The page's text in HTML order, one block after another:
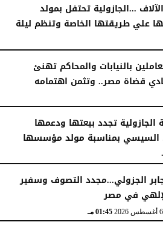
...الجازولية تحتفل بمولد
علي طريقتها الخاصة وتنظم ليلة
بالنيابات والمحاكم تهنئ
قضاة مصر.. وتثمن اهتمامه
الجازولية تجدد بيعتها ودعمها
السيسي بمناسبة مولد مؤسسها
الجزولي...مجدد التصوف وسفير
في مصر
01:45 مـ